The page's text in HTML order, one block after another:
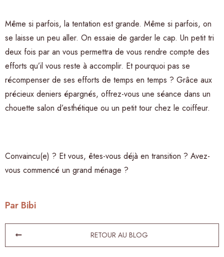
Même si parfois, la tentation est grande. Même si parfois, on
se laisse un peu aller. On essaie de garder le cap. Un petit tri
deux fois par an vous permettra de vous rendre compte des
efforts qu’il vous reste à accomplir. Et pourquoi pas se
récompenser de ses efforts de temps en temps ? Grâce aux
précieux deniers épargnés, offrez-vous une séance dans un
chouette salon d’esthétique ou un petit tour chez le coiffeur.
Convaincu(e) ? Et vous, êtes-vous déjà en transition ? Avez-
vous commencé un grand ménage ?
Par Bibi
RETOUR AU BLOG